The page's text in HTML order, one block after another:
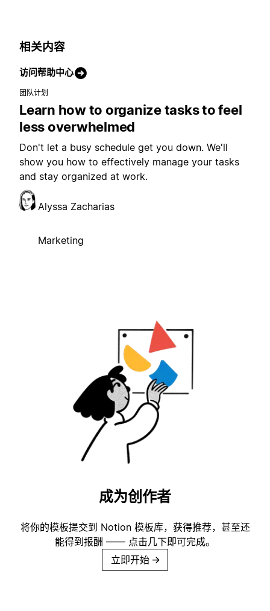
相关内容
访问帮助中心
团队计划
Learn how to organize tasks to feel
less overwhelmed
Don't let a busy schedule get you down. We'll
show you how to effectively manage your tasks
and stay organized at work.
Alyssa Zacharias
Marketing
成为创作者
将你的模板提交到 Notion 模板库，获得推荐，甚至还
能得到报酬 —— 点击几下即可完成。
立即开始 →